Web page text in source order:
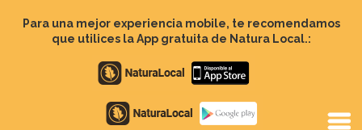
contenido
Para una mejor experiencia mobile, te recomendamos
que utilices la App gratuita de Natura Local.:
Apple
store
Google
Play